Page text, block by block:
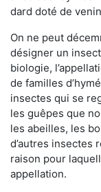
dard doté de
On ne peut
désigner un
biologie,
de familles
insectes qui se
les guêpes que
les abeilles, les
d’autres insectes
raison pour
appellation.